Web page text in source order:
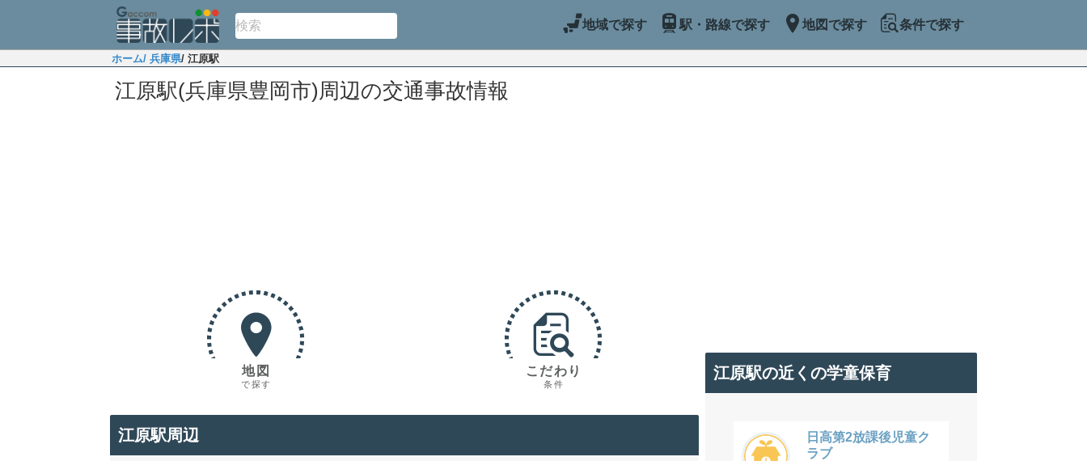
地域で探す 駅・路線で探す 地図で探す 条件で探す
ホーム/ 兵庫県/ 江原駅
江原駅(兵庫県豊岡市)周辺の交通事故情報
地図
で探す
こだわり
条件
江原駅周辺
江原駅の近くの学童保育
日高第2放課後児童ク
ラブ